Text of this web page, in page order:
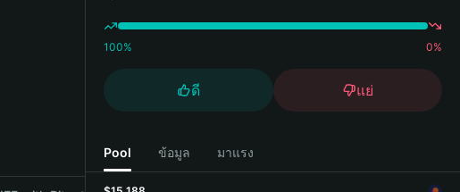
100% 0%
ดี แย่
Pool ข้อมูล มาแรง